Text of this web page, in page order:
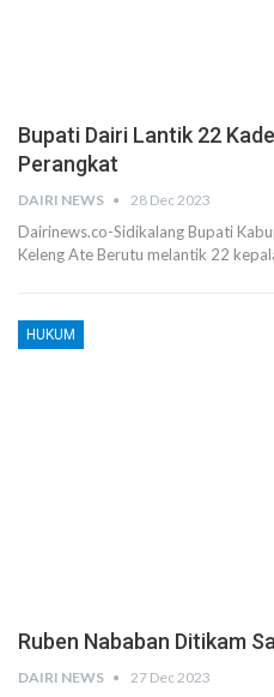
Bupati Dairi Lantik 22
Perangkat
DAIRI NEWS 28 Dec 2023
Dairinews.co-Sidikalang Bupati
Keleng Ate Berutu melantik 22
HUKUM
Ruben Nababan Ditikam
DAIRI NEWS 27 Dec 2023